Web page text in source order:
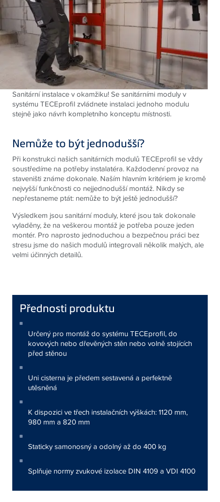
Sanitární instalace v okamžiku! Se sanitárními moduly v
systému TECEprofil zvládnete instalaci jednoho modulu
stejně jako návrh kompletního konceptu místnosti.
Nemůže to být jednodušší?
Při konstrukci našich sanitárních modulů TECEprofil se vždy
soustředíme na potřeby instalatéra. Každodenní provoz na
staveništi známe dokonale. Naším hlavním kritériem je kromě
nejvyšší funkčnosti co nejjednodušší montáž. Nikdy se
nepřestaneme ptát: nemůže to být ještě jednodušší?
Výsledkem jsou sanitární moduly, které jsou tak dokonale
vyladěny, že na veškerou montáž je potřeba pouze jeden
montér. Pro naprosto jednoduchou a bezpečnou práci bez
stresu jsme do našich modulů integrovali několik malých, ale
velmi účinných detailů.
Přednosti produktu
Určený pro montáž do systému TECEprofil, do
kovových nebo dřevěných stěn nebo volně stojících
před stěnou
Uni cisterna je předem sestavená a perfektně
utěsněná
K dispozici ve třech instalačních výškách: 1120 mm,
980 mm a 820 mm
Staticky samonosný a odolný až do 400 kg
Splňuje normy zvukové izolace DIN 4109 a VDI 4100